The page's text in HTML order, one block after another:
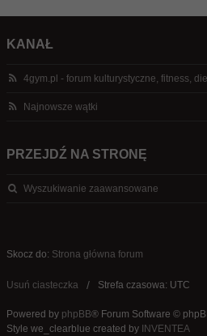
KANAŁ
4gym.pl - forum kulturystyczne, fitness,
Najnowsze wątki
PRZEJDŹ NA STRONĘ
Wyszukiwanie zaawansowane
Skocz do: Strona główna forum
Usuń ciasteczka Strefa czasowa: UTC
Powered by phpBB® Forum Software ©
Style we_clearblue created by INVENTEA